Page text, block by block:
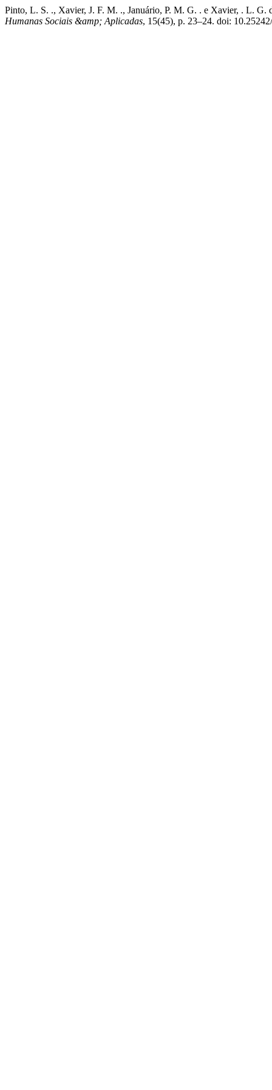
Pinto, L. S. ., Xavier, J. F. M. ., Januário, P. M. G. . e Xavier, . L. G.
Humanas Sociais &amp; Aplicadas, 15(45), p. 23–24. doi: